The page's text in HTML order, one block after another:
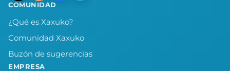
COMUNIDAD
¿Qué es Xaxuko?
Comunidad Xaxuko
Buzón de sugerencias
EMPRESA